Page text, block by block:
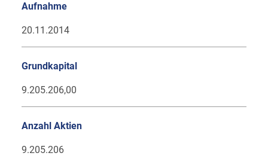
Aufnahme
20.11.2014
Grundkapital
9.205.206,00
Anzahl Aktien
9.205.206